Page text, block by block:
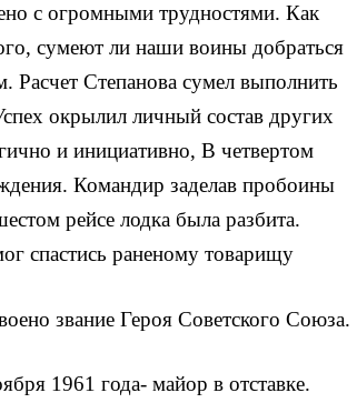
с огром­ными трудностями. Как
сумеют ли наши воины добраться
Расчет Степанова сумел выполнить
окрылил личный состав других
и инициативно, В четвертом
Командир за­делав пробоины
рейсе лодка была разбита.
спастись раненому товарищу
звание Героя Советского Союза.
1961 го­да- майор в отставке.